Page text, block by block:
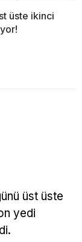
üste ikinci
üst üste
yedi